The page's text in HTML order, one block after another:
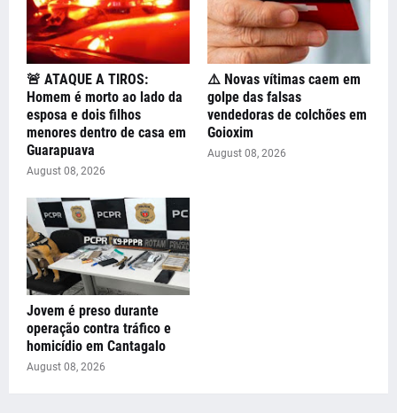
🚨 ATAQUE A TIROS:
Homem é morto ao lado da
esposa e dois filhos
menores dentro de casa em
Guarapuava
August 08, 2026
⚠️ Novas vítimas caem em
golpe das falsas
vendedoras de colchões em
Goioxim
August 08, 2026
Jovem é preso durante
operação contra tráfico e
homicídio em Cantagalo
August 08, 2026